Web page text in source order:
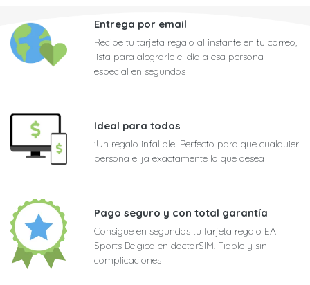
Entrega por email
Recibe tu tarjeta regalo al instante en tu correo,
lista para alegrarle el día a esa persona
especial en segundos
Ideal para todos
¡Un regalo infalible! Perfecto para que cualquier
persona elija exactamente lo que desea
Pago seguro y con total garantía
Consigue en segundos tu tarjeta regalo EA
Sports Belgica en doctorSIM. Fiable y sin
complicaciones